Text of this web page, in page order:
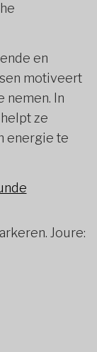
en
motiveert
nemen. In
ze
energie te
Joure: